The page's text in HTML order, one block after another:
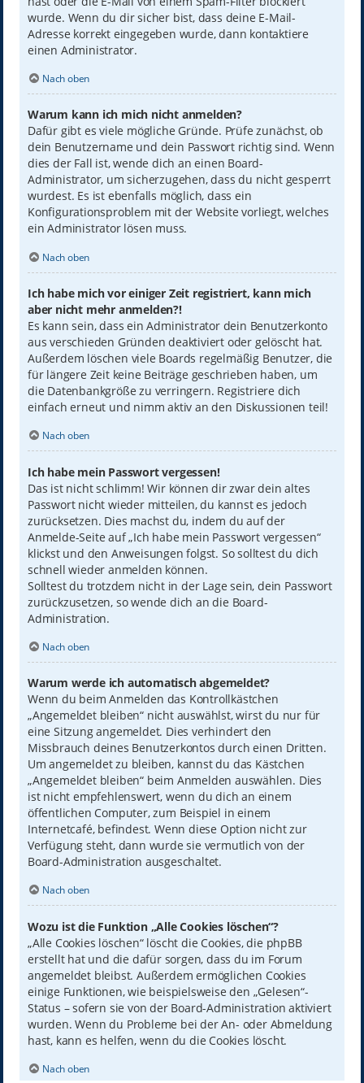
wurde. Wenn du dir sicher bist, dass deine E-Mail-
Adresse korrekt eingegeben wurde, dann kontaktiere
einen Administrator.
Nach oben
Warum kann ich mich nicht anmelden?
Dafür gibt es viele mögliche Gründe. Prüfe zunächst, ob
dein Benutzername und dein Passwort richtig sind. Wenn
dies der Fall ist, wende dich an einen Board-
Administrator, um sicherzugehen, dass du nicht gesperrt
wurdest. Es ist ebenfalls möglich, dass ein
Konfigurationsproblem mit der Website vorliegt, welches
ein Administrator lösen muss.
Nach oben
Ich habe mich vor einiger Zeit registriert, kann mich
aber nicht mehr anmelden?!
Es kann sein, dass ein Administrator dein Benutzerkonto
aus verschieden Gründen deaktiviert oder gelöscht hat.
Außerdem löschen viele Boards regelmäßig Benutzer, die
für längere Zeit keine Beiträge geschrieben haben, um
die Datenbankgröße zu verringern. Registriere dich
einfach erneut und nimm aktiv an den Diskussionen teil!
Nach oben
Ich habe mein Passwort vergessen!
Das ist nicht schlimm! Wir können dir zwar dein altes
Passwort nicht wieder mitteilen, du kannst es jedoch
zurücksetzen. Dies machst du, indem du auf der
Anmelde-Seite auf „Ich habe mein Passwort vergessen“
klickst und den Anweisungen folgst. So solltest du dich
schnell wieder anmelden können.
Solltest du trotzdem nicht in der Lage sein, dein Passwort
zurückzusetzen, so wende dich an die Board-
Administration.
Nach oben
Warum werde ich automatisch abgemeldet?
Wenn du beim Anmelden das Kontrollkästchen
„Angemeldet bleiben“ nicht auswählst, wirst du nur für
eine Sitzung angemeldet. Dies verhindert den
Missbrauch deines Benutzerkontos durch einen Dritten.
Um angemeldet zu bleiben, kannst du das Kästchen
„Angemeldet bleiben“ beim Anmelden auswählen. Dies
ist nicht empfehlenswert, wenn du dich an einem
öffentlichen Computer, zum Beispiel in einem
Internetcafé, befindest. Wenn diese Option nicht zur
Verfügung steht, dann wurde sie vermutlich von der
Board-Administration ausgeschaltet.
Nach oben
Wozu ist die Funktion „Alle Cookies löschen“?
„Alle Cookies löschen“ löscht die Cookies, die phpBB
erstellt hat und die dafür sorgen, dass du im Forum
angemeldet bleibst. Außerdem ermöglichen Cookies
einige Funktionen, wie beispielsweise den „Gelesen“-
Status – sofern sie von der Board-Administration aktiviert
wurden. Wenn du Probleme bei der An- oder Abmeldung
hast, kann es helfen, wenn du die Cookies löscht.
Nach oben